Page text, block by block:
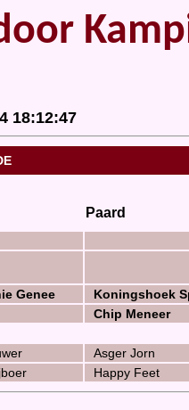
18:12:47
Paard
Genee Koningshoek
Chip Meneer
Asger Jorn
Happy Feet